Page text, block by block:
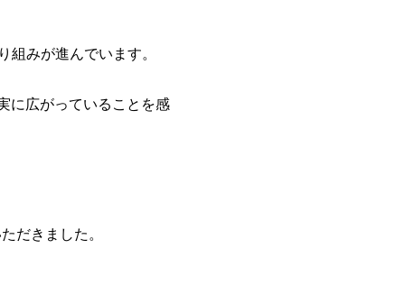
みが進んでいます。
広がっていることを感
だきました。